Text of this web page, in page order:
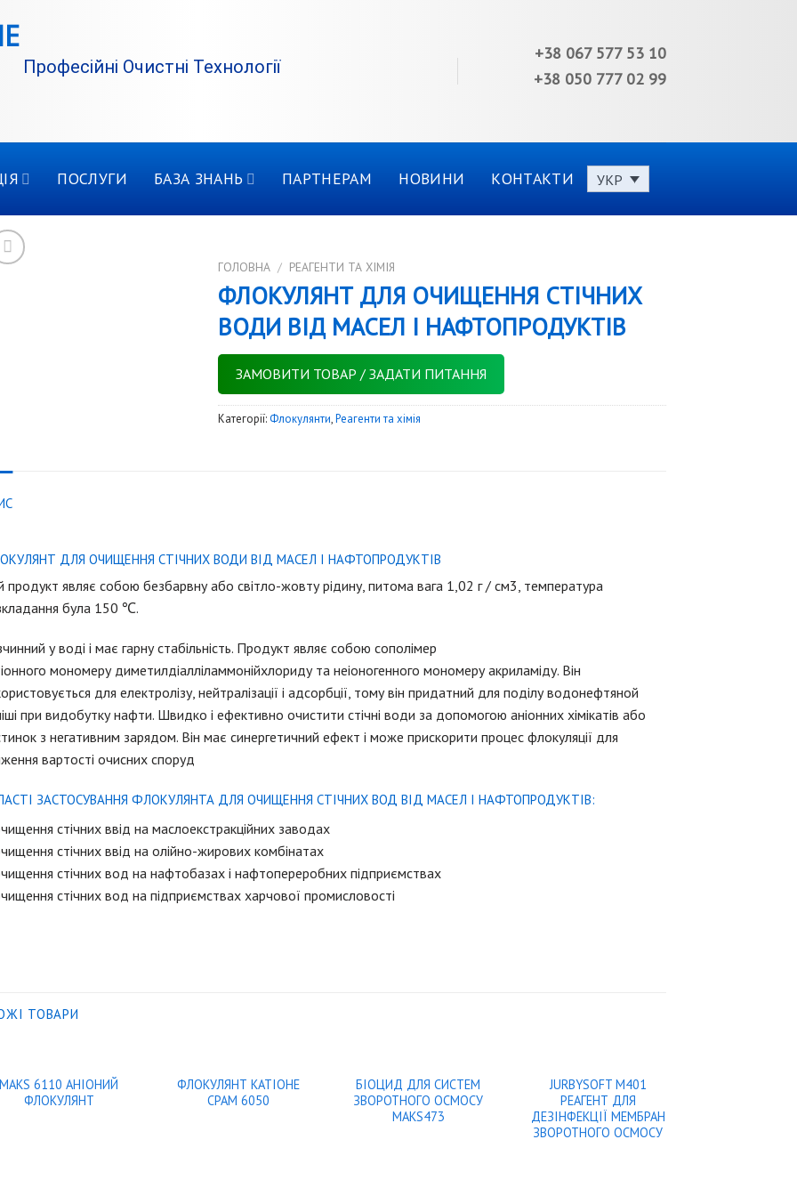
Професійні Очистні Технології
+38 067 577 53 10
+38 050 777 02 99
ПОСЛУГИ БАЗА ЗНАНЬ ПАРТНЕРАМ НОВИНИ КОНТАКТИ УКР
ГОЛОВНА / РЕАГЕНТИ ТА ХІМІЯ
ФЛОКУЛЯНТ ДЛЯ ОЧИЩЕННЯ СТІЧНИХ
ВОДИ ВІД МАСЕЛ І НАФТОПРОДУКТІВ
ЗАМОВИТИ ТОВАР / ЗАДАТИ ПИТАННЯ
Категорії: Флокулянти,Реагенти та хімія
ДЛЯ ОЧИЩЕННЯ СТІЧНИХ ВОДИ ВІД МАСЕЛ І НАФТОПРОДУКТІВ
продукт являє собою безбарвну або світло-жовту рідину, питома вага 1,02 г / см3, температура
була 150 ℃.
у воді і має гарну стабільність. Продукт являє собою сополімер
мономеру диметилдіалліламмонійхлориду та неіоногенного мономеру акриламіду. Він
для електролізу, нейтралізації і адсорбції, тому він придатний для поділу водонефтяной
при видобутку нафти. Швидко і ефективно очистити стічні води за допомогою аніонних хімікатів або
з негативним зарядом. Він має синергетичний ефект і може прискорити процес флокуляції для
вартості очисних споруд
ЗАСТОСУВАННЯ ФЛОКУЛЯНТА ДЛЯ ОЧИЩЕННЯ СТІЧНИХ ВОД ВІД МАСЕЛ І НАФТОПРОДУКТІВ:
стічних ввід на маслоекстракційних заводах
стічних ввід на олійно-жирових комбінатах
стічних вод на нафтобазах і нафтопереробних підприємствах
стічних вод на підприємствах харчової промисловості
ТОВАРИ
MAKS 6110 АНІОНИЙ
ФЛОКУЛЯНТ
ФЛОКУЛЯНТ КАТІОНЕ
CPAM 6050
БІОЦИД ДЛЯ СИСТЕМ
ЗВОРОТНОГО ОСМОСУ
MAKS473
JURBYSOFT M401
РЕАГЕНТ ДЛЯ
ДЕЗІНФЕКЦІЇ МЕМБРАН
ЗВОРОТНОГО ОСМОСУ